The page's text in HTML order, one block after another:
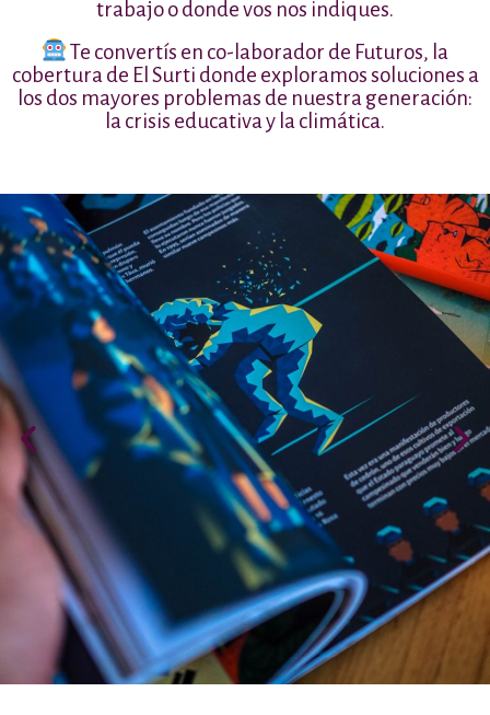
por formato
scrolls
timeline
chequeo
descargables
el surti
trabajo o donde vos nos indiques.
Te convertís en co-laborador de Futuros, la
cobertura de El Surti donde exploramos soluciones a
los dos mayores problemas de nuestra generación:
la crisis educativa y la climática.